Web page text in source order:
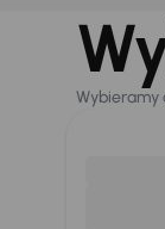
Wybieramy